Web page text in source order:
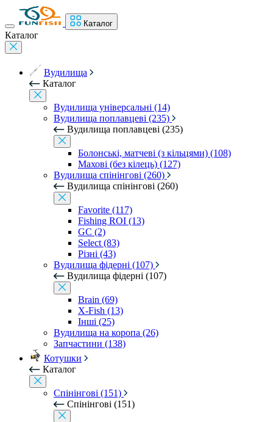
Каталог
Каталог
Вудилища
Каталог
Вудилища універсальні (14)
Вудилища поплавцеві (235)
Вудилища поплавцеві (235)
Болонські, матчеві (з кільцями) (108)
Махові (без кілець) (127)
Вудилища спінінгові (260)
Вудилища спінінгові (260)
Favorite (117)
Fishing ROI (13)
GC (2)
Select (83)
Різні (43)
Вудилища фідерні (107)
Вудилища фідерні (107)
Brain (69)
X-Fish (13)
Інші (25)
Вудилища на коропа (26)
Запчастини (138)
Котушки
Каталог
Спінінгові (151)
Спінінгові (151)